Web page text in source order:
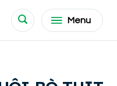
Menu